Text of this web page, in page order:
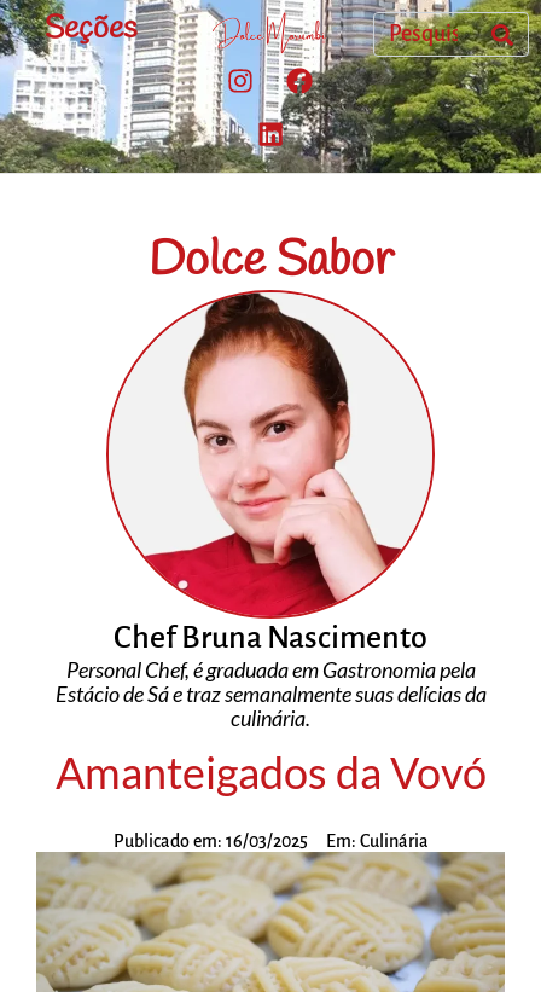
Seções
Dolce Sabor
Chef Bruna Nascimento
Personal Chef, é graduada em Gastronomia pela
Estácio de Sá e traz semanalmente suas delícias da
culinária.
Amanteigados da Vovó
Publicado em: 16/03/2025 Em: Culinária